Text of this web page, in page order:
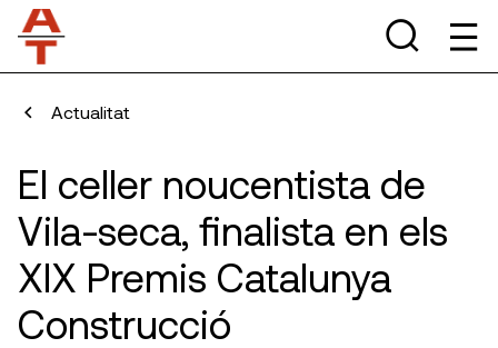
Actualitat
El celler noucentista de
Vila-seca, finalista en els
XIX Premis Catalunya
Construcció